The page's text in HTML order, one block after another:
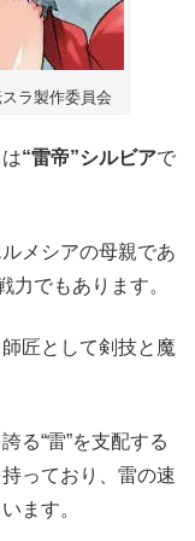
ラ製作委員会
“雷帝”シルビアで
メシアの母親であ
力でもあります。
匠として剣技と魔
る“雷”を支配する
持っており、雷の速
ます。